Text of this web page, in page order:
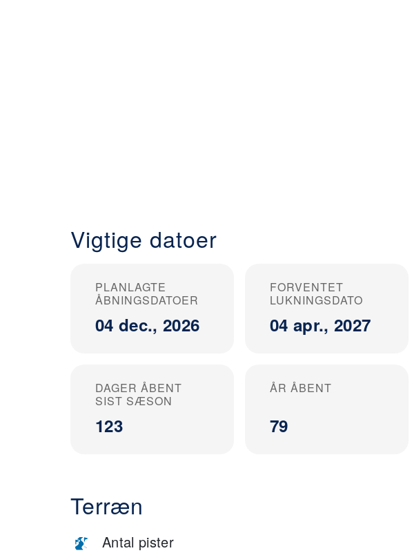
Vigtige datoer
PLANLAGTE
ÅBNINGSDATOER
04 dec., 2026
FORVENTET
LUKNINGSDATO
04 apr., 2027
DAGER ÅBENT
SIST SÆSON
123
ÅR ÅBENT
79
Terræn
Antal pister